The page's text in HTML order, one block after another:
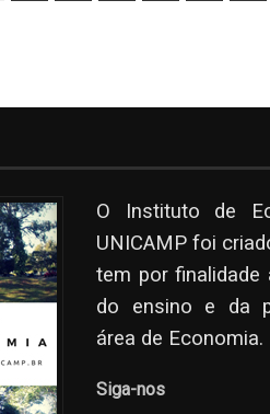
O Instituto de
UNICAMP foi
tem por finalidade
do ensino e da
área de Economia.
Siga-nos